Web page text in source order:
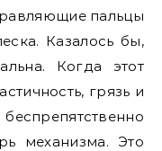
пальцы
Казалось бы,
Когда этот
грязь и
механизма. Это